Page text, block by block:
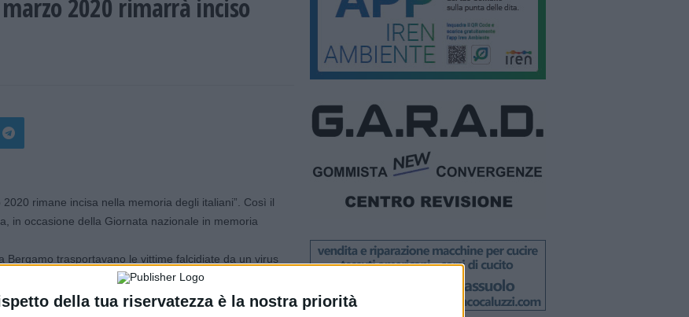
della tua riservatezza è la nostra priorità
2020 rimarrà inciso
rimane incisa nella memoria degli italiani”. Così il
in occasione della Giornata nazionale in memoria
Bergamo trasportavano le vittime falcidiate da un virus
dell’intera pandemia.
dei loro familiari si riconosce l’intera comunità